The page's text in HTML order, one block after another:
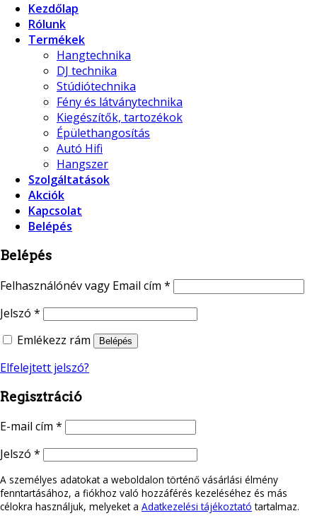
Kezdőlap
Rólunk
Termékek
Hangtechnika
DJ technika
Stúdiótechnika
Fény és látványtechnika
Kiegészítők, tartozékok
Épülethangosítás
Autó Hifi
Hangszer
Szolgáltatások
Akciók
Kapcsolat
Belépés
Belépés
Felhasználónév vagy Email cím *
Jelszó *
Emlékezz rám
Belépés
Elfelejtett jelszó?
Regisztráció
E-mail cím *
Jelszó *
A személyes adatokat a weboldalon történő vásárlási élmény
fenntartásához, a fiókhoz való hozzáférés kezeléséhez és más
célokra használjuk, melyeket a Adatkezelési tájékoztató tartalmaz.